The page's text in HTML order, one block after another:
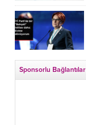
Sponsorlu Bağlantılar